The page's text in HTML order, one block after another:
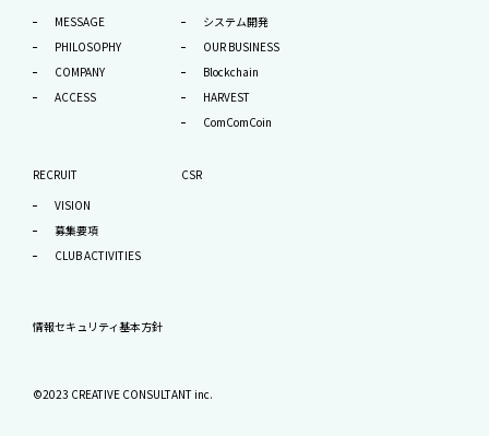
MESSAGE
PHILOSOPHY
COMPANY
ACCESS
システム開発
OUR BUSINESS
Blockchain
HARVEST
ComComCoin
RECRUIT
VISION
募集要項
CLUB ACTIVITIES
CSR
情報セキュリティ基本方針
©2023 CREATIVE CONSULTANT inc.